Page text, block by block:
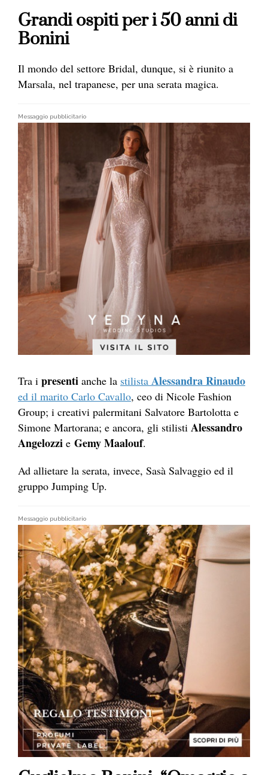
Grandi ospiti per i 50 anni di
Bonini
Il mondo del settore Bridal, dunque, si è riunito a
Marsala, nel trapanese, per una serata magica.
Messaggio pubblicitario
Tra i presenti anche la stilista Alessandra Rinaudo
ed il marito Carlo Cavallo, ceo di Nicole Fashion
Group; i creativi palermitani Salvatore Bartolotta e
Simone Martorana; e ancora, gli stilisti Alessandro
Angelozzi e Gemy Maalouf.
Ad allietare la serata, invece, Sasà Salvaggio ed il
gruppo Jumping Up.
Messaggio pubblicitario